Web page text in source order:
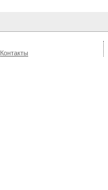
Контакты